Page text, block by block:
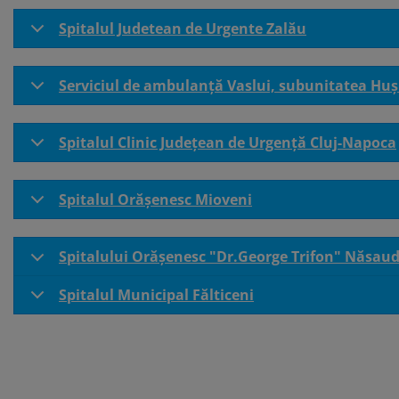
Spitalul Judetean de Urgente Zalău
Serviciul de ambulanță Vaslui, subunitatea
Spitalul Clinic Județean de Urgență Cluj-Napoca
Spitalul Orășenesc Mioveni
Spitalului Orășenesc "Dr.George Trifon" Năsaud
Spitalul Municipal Fălticeni